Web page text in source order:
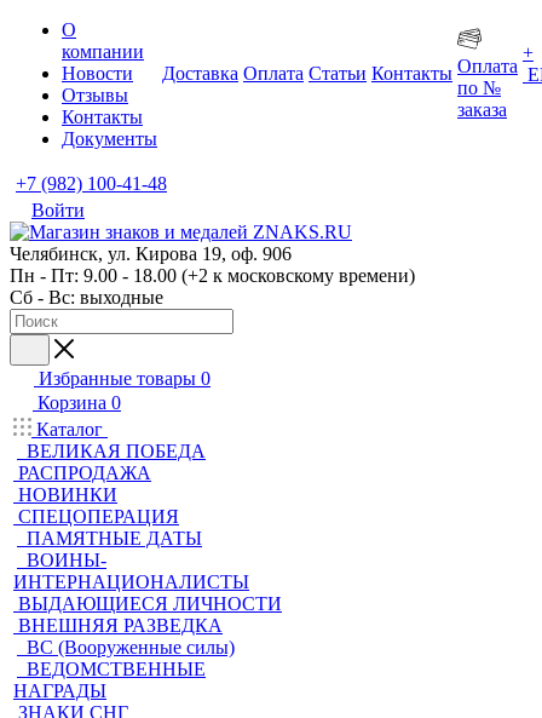
О
компании
Новости
Отзывы
Контакты
Документы
Доставка Оплата Статьи Контакты Оплата
по №
заказа
+
+7 (982) 100-41-48
Войти
Челябинск, ул. Кирова 19, оф. 906
Пн - Пт: 9.00 - 18.00 (+2 к московскому времени)
Сб - Вс: выходные
Избранные товары 0
Корзина 0
Каталог
ВЕЛИКАЯ ПОБЕДА
РАСПРОДАЖА
НОВИНКИ
СПЕЦОПЕРАЦИЯ
ПАМЯТНЫЕ ДАТЫ
ВОИНЫ-
ИНТЕРНАЦИОНАЛИСТЫ
ВЫДАЮЩИЕСЯ ЛИЧНОСТИ
ВНЕШНЯЯ РАЗВЕДКА
ВС (Вооруженные силы)
ВЕДОМСТВЕННЫЕ
НАГРАДЫ
ЗНАКИ СНГ